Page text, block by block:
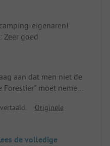
eigenaren!
Zeer goed
aan dat men niet de
moet nemen.
Originele
de volledige